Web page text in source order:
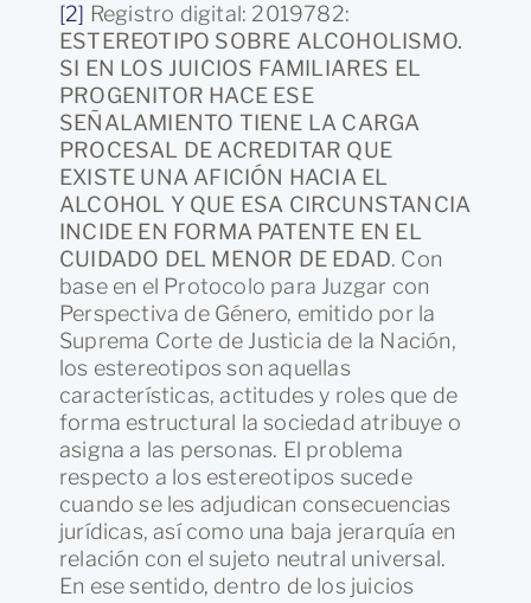
[2] Registro digital: 2019782:
ESTEREOTIPO SOBRE ALCOHOLISMO.
SI EN LOS JUICIOS FAMILIARES EL
PROGENITOR HACE ESE
SEÑALAMIENTO TIENE LA CARGA
PROCESAL DE ACREDITAR QUE
EXISTE UNA AFICIÓN HACIA EL
ALCOHOL Y QUE ESA CIRCUNSTANCIA
INCIDE EN FORMA PATENTE EN EL
CUIDADO DEL MENOR DE EDAD. Con
base en el Protocolo para Juzgar con
Perspectiva de Género, emitido por la
Suprema Corte de Justicia de la Nación,
los estereotipos son aquellas
características, actitudes y roles que de
forma estructural la sociedad atribuye o
asigna a las personas. El problema
respecto a los estereotipos sucede
cuando se les adjudican consecuencias
jurídicas, así como una baja jerarquía en
relación con el sujeto neutral universal.
En ese sentido, dentro de los juicios